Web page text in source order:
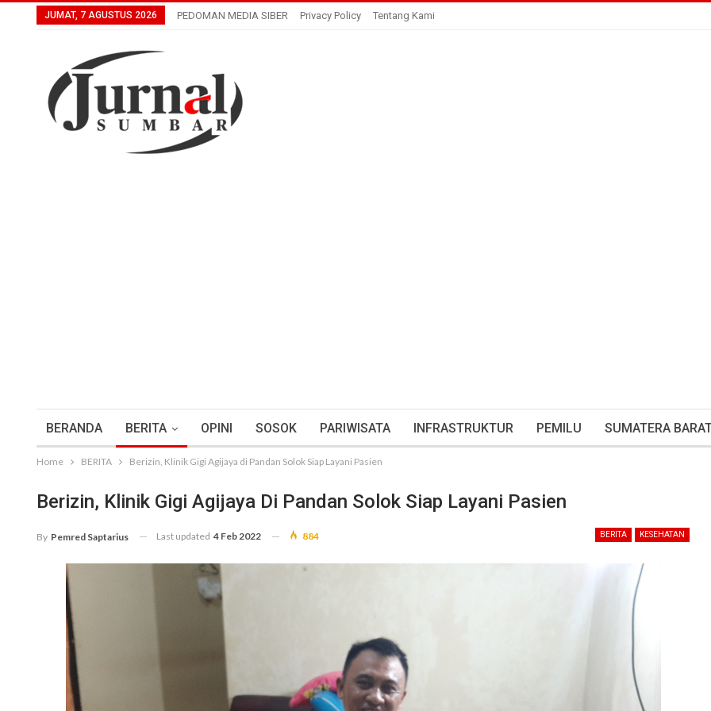
JUMAT, 7 AGUSTUS 2026 PEDOMAN MEDIA SIBER Privacy Policy Tentang Kami
BERANDA BERITA OPINI SOSOK PARIWISATA INFRASTRUKTUR PEMILU SUMATERA
Home BERITA Berizin, Klinik Gigi Agijaya di Pandan Solok Siap Layani Pasien
Berizin, Klinik Gigi Agijaya Di Pandan Solok Siap Layani Pasien
BERITA KESEHATAN
By Pemred Saptarius Last updated 4 Feb 2022 884